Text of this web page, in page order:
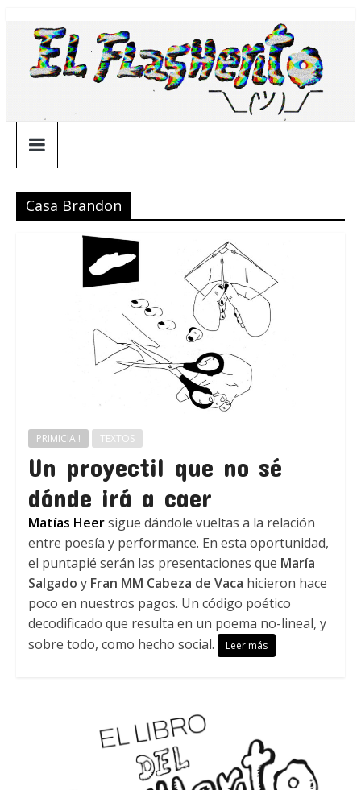
contenido
¯\_(ツ)_/
¯
Casa Brandon
PRIMICIA ! TEXTOS
Un proyectil que no sé
dónde irá a caer
Matías Heersigue dándole vueltas a la relación
entre poesía y performance. En esta oportunidad,
el puntapié serán las presentaciones que María
Salgado y Fran MM Cabeza de Vaca hicieron hace
poco en nuestros pagos. Un código poético
decodificado que resulta en un poema no-lineal, y
sobre todo, como hecho social.
Leer más